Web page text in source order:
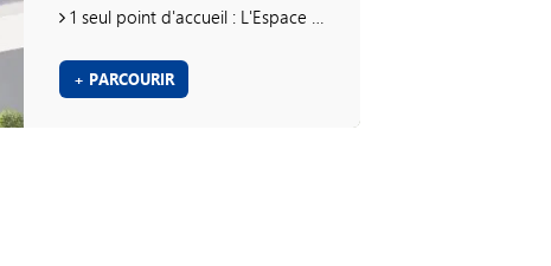
1 seul point d'accueil : L'Espace Citoyen !
+ PARCOURIR